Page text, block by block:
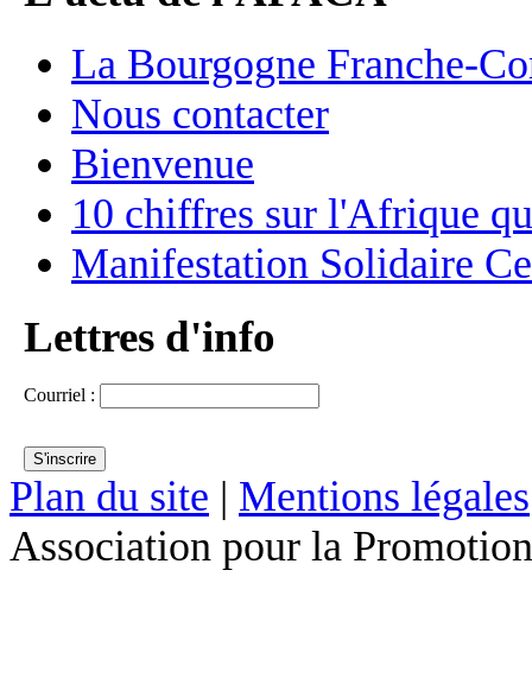
La Bourgogne Franche-
Nous contacter
Bienvenue
10 chiffres sur l'Afrique
Manifestation Solidaire
Lettres d'info
Courriel :
Plan du site | Mentions légales
Association pour la